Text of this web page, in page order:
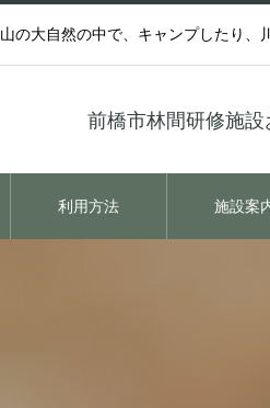
の大自然の中で、キャンプしたり、
前橋市林間研修施
利用方法 施設案